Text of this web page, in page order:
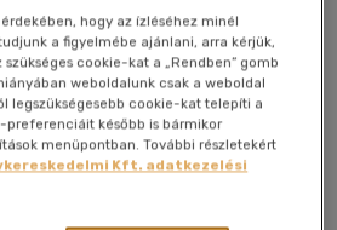
hogy az ízléséhez minél
a figyelmébe ajánlani, arra kérjük,
cookie-kat a „Rendben” gomb
weboldalunk csak a weboldal
legszükségesebb cookie-kat telepíti a
preferenciáit később is bármikor
menüpontban. További részletekért
Kft. adatkezelési